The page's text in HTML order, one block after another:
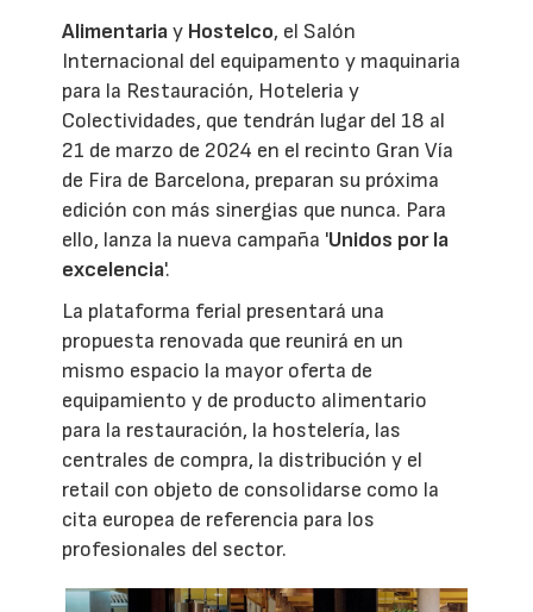
Alimentariay Hostelco, el Salón
Internacional del equipamento y maquinaria
para la Restauración, Hoteleria y
Colectividades, que tendrán lugar del 18 al
21 de marzo de 2024 en el recinto Gran Vía
de Fira de Barcelona, preparan su próxima
edición con más sinergias que nunca. Para
ello, lanza la nueva campaña 'Unidos por la
excelencia'.
La plataforma ferial presentará una
propuesta renovada que reunirá en un
mismo espacio la mayor oferta de
equipamiento y de producto alimentario
para la restauración, la hostelería, las
centrales de compra, la distribución y el
retail con objeto de consolidarse como la
cita europea de referencia para los
profesionales del sector.